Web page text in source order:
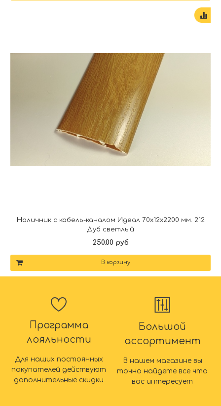
Наличник с кабель-каналом Идеал 70х12х2200 мм. 212
Дуб светлый
250.00 руб
В корзину
Программа
лояльности
Для наших постоянных
покупателей действуют
дополнительные скидки
Большой
ассортимент
В нашем магазине вы
точно найдете все что
вас интересует